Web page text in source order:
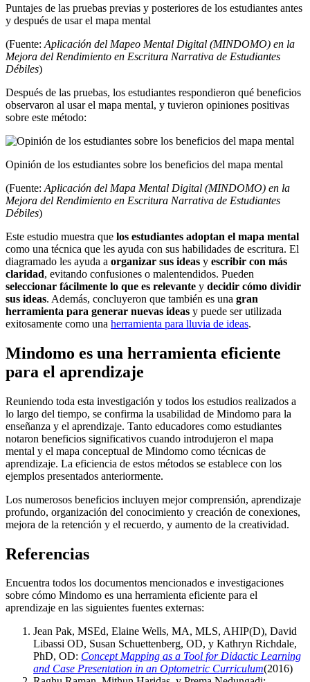
Puntajes de las pruebas previas y posteriores de los estudiantes antes
y después de usar el mapa mental
(Fuente: Aplicación del Mapeo Mental Digital (MINDOMO) en la
Mejora del Rendimiento en Escritura Narrativa de Estudiantes
Débiles)
Después de las pruebas, los estudiantes respondieron qué beneficios
observaron al usar el mapa mental, y tuvieron opiniones positivas
sobre este método:
Opinión de los estudiantes sobre los beneficios del mapa mental
(Fuente: Aplicación del Mapa Mental Digital (MINDOMO) en la
Mejora del Rendimiento en Escritura Narrativa de Estudiantes
Débiles)
Este estudio muestra que los estudiantes adoptan el mapa mental
como una técnica que les ayuda con sus habilidades de escritura. El
diagramado les ayuda a organizar sus ideas y escribir con más
claridad, evitando confusiones o malentendidos. Pueden
seleccionar fácilmente lo que es relevante y decidir cómo dividir
sus ideas. Además, concluyeron que también es una gran
herramienta para generar nuevas ideas y puede ser utilizada
exitosamente como una herramienta para lluvia de ideas.
Mindomo es una herramienta eficiente
para el aprendizaje
Reuniendo toda esta investigación y todos los estudios realizados a
lo largo del tiempo, se confirma la usabilidad de Mindomo para la
enseñanza y el aprendizaje. Tanto educadores como estudiantes
notaron beneficios significativos cuando introdujeron el mapa
mental y el mapa conceptual de Mindomo como técnicas de
aprendizaje. La eficiencia de estos métodos se establece con los
ejemplos presentados anteriormente.
Los numerosos beneficios incluyen mejor comprensión, aprendizaje
profundo, organización del conocimiento y creación de conexiones,
mejora de la retención y el recuerdo, y aumento de la creatividad.
Referencias
Encuentra todos los documentos mencionados e investigaciones
sobre cómo Mindomo es una herramienta eficiente para el
aprendizaje en las siguientes fuentes externas:
Jean Pak, MSEd, Elaine Wells, MA, MLS, AHIP(D), David
Libassi OD, Susan Schuettenberg, OD, y Kathryn Richdale,
PhD, OD: Concept Mapping as a Tool for Didactic Learning
and Case Presentation in an Optometric Curriculum(2016)